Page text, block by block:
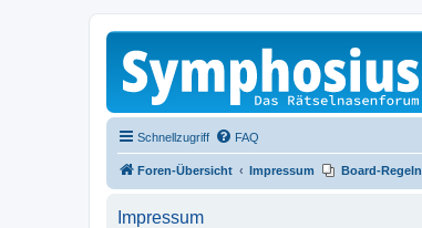
Schnellzugriff FAQ
Foren-Übersicht Impressum Board-Regeln
Impressum